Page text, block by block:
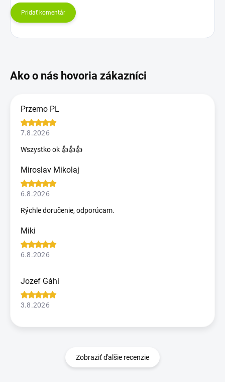
Pridať komentár
Przemo PL
7.8.2026
Wszystko ok 👍👍👍
Miroslav Mikolaj
6.8.2026
Rýchle doručenie, odporúcam.
Miki
6.8.2026
Jozef Gáhi
3.8.2026
Zobraziť ďalšie recenzie